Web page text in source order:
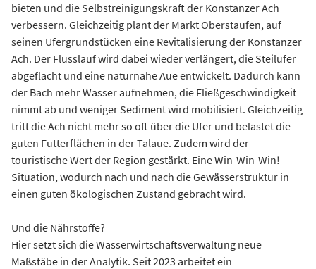
bieten und die Selbstreinigungskraft der Konstanzer Ach
verbessern. Gleichzeitig plant der Markt Oberstaufen, auf
seinen Ufergrundstücken eine Revitalisierung der Konstanzer
Ach. Der Flusslauf wird dabei wieder verlängert, die Steilufer
abgeflacht und eine naturnahe Aue entwickelt. Dadurch kann
der Bach mehr Wasser aufnehmen, die Fließgeschwindigkeit
nimmt ab und weniger Sediment wird mobilisiert. Gleichzeitig
tritt die Ach nicht mehr so oft über die Ufer und belastet die
guten Futterflächen in der Talaue. Zudem wird der
touristische Wert der Region gestärkt. Eine Win-Win-Win! –
Situation, wodurch nach und nach die Gewässerstruktur in
einen guten ökologischen Zustand gebracht wird.
Und die Nährstoffe?
Hier setzt sich die Wasserwirtschaftsverwaltung neue
Maßstäbe in der Analytik. Seit 2023 arbeitet ein